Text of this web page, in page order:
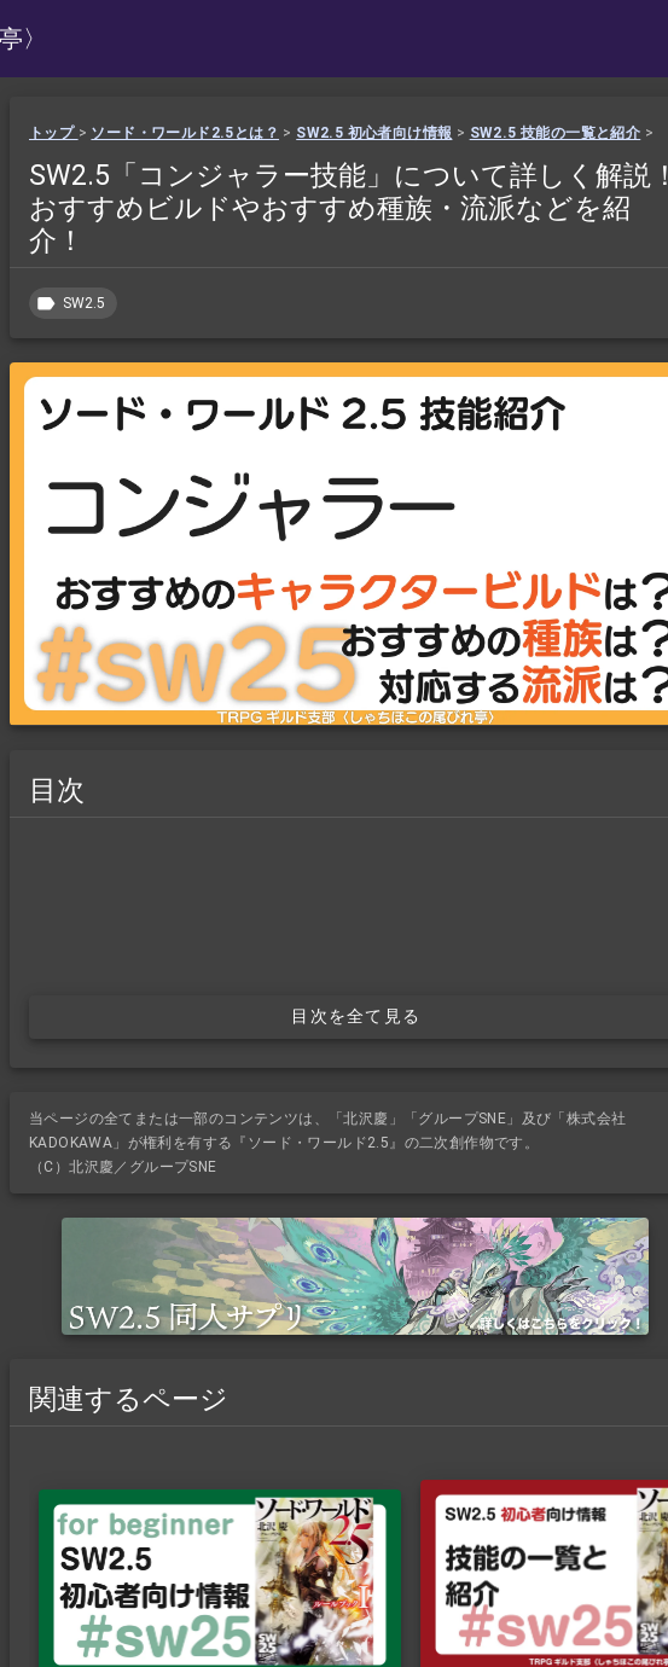
〉
トップ > ソード・ワールド2.5とは？ > SW2.5 初心者向け情報 > SW2.5 技能の一覧と紹介 >
SW2.5「コンジャラー技能」について詳しく解説！
おすすめビルドやおすすめ種族・流派などを紹
介！
SW2.5
目次
目次を全て見る
当ページの全てまたは一部のコンテンツは、「北沢慶」「グループSNE」及び「株式会社
KADOKAWA」が権利を有する『ソード・ワールド2.5』の二次創作物です。
（C）北沢慶／グループSNE
関連するページ